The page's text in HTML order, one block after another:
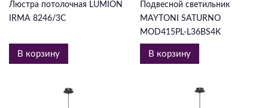
Люстра потолочная LUMION
IRMA 8246/3C
В корзину
Подвесной светильник
MAYTONI SATURNO
MOD415PL-L36BS4K
В корзину